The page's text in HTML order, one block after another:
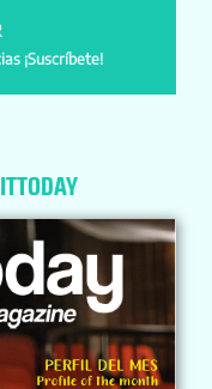
¡Suscríbete!